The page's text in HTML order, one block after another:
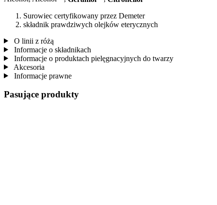
Surowiec certyfikowany przez Demeter
składnik prawdziwych olejków eterycznych
O linii z różą
Informacje o składnikach
Informacje o produktach pielęgnacyjnych do twarzy
Akcesoria
Informacje prawne
Pasujące produkty